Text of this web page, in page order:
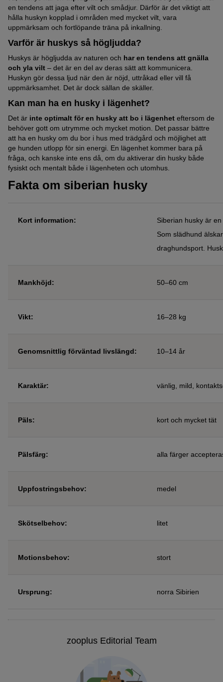
en tendens att jaga efter vilt och smådjur. Därför är det viktigt att
hålla huskyn kopplad i områden med mycket vilt, vara
uppmärksam och fortlöpande träna på inkallning.
Varför är huskys så högljudda?
Huskys är högljudda av naturen och har en tendens att gnälla
och yla vilt – det är en del av deras sätt att kommunicera.
Huskyn gör dessa ljud när den är nöjd, uttråkad eller vill få
uppmärksamhet. Det är dock sällan de skäller.
Kan man ha en husky i lägenhet?
Det är inte optimalt för en husky att bo i lägenhet eftersom de
behöver gott om utrymme och mycket motion. Det passar bättre
att ha en husky om du bor i hus med trädgård och möjlighet att
ge hunden utlopp för sin energi. En lägenhet kommer bara på
fråga, och kanske inte ens då, om du aktiverar din husky både
fysiskt och mentalt både i lägenheten och utomhus.
Fakta om siberian husky
Kort information:
Siberian husky är
Som slädhund
draghundsport.
Mankhöjd: 50–60 cm
Vikt: 16–28 kg
Genomsnittlig förväntad livslängd: 10–14 år
Karaktär: vänlig, mild,
Päls: kort och mycket tät
Pälsfärg: alla färger
Uppfostringsbehov: medel
Skötselbehov: litet
Motionsbehov: stort
Ursprung: norra Sibirien
zooplus Editorial Team